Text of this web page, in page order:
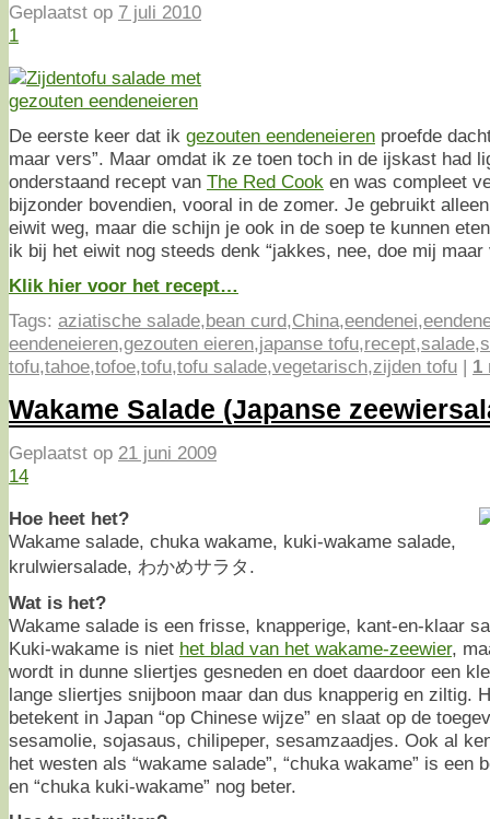
Geplaatst op 7 juli 2010
1
De eerste keer dat ik gezouten eendeneieren proefde
maar vers”. Maar omdat ik ze toen toch in de ijskast had
onderstaand recept van The Red Cook en was compleet
bijzonder bovendien, vooral in de zomer. Je gebruikt
eiwit weg, maar die schijn je ook in de soep te kunnen
ik bij het eiwit nog steeds denk “jakkes, nee, doe mij maar
Klik hier voor het recept…
Tags: aziatische salade,bean curd,China,eendenei,
eendeneieren,gezouten eieren,japanse tofu,recept,salade,
tofu,tahoe,tofoe,tofu,tofu salade,vegetarisch,zijden tofu | 1
Wakame Salade (Japanse
Geplaatst op 21 juni 2009
14
Hoe heet het?
Wakame salade, chuka wakame, kuki-wakame salade,
krulwiersalade, わかめサラタ.
Wat is het?
Wakame salade is een frisse, knapperige, kant-en-klaar
Kuki-wakame is niet het blad van het wakame-zeewier,
wordt in dunne sliertjes gesneden en doet daardoor een
lange sliertjes snijboon maar dan dus knapperig en ziltig.
betekent in Japan “op Chinese wijze” en slaat op de
sesamolie, sojasaus, chilipeper, sesamzaadjes. Ook al
het westen als “wakame salade”, “chuka wakame” is een
en “chuka kuki-wakame” nog beter.